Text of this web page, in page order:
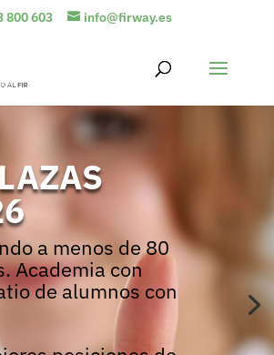
800 603 info@firway.es
a menos de 80
Academia con
de alumnos con